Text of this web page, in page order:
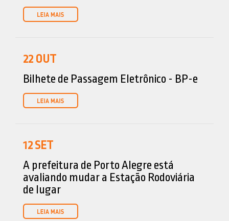
22 OUT
Bilhete de Passagem Eletrônico - BP-e
12SET
A prefeitura de Porto Alegre está
avaliando mudar a Estação Rodoviária
de lugar